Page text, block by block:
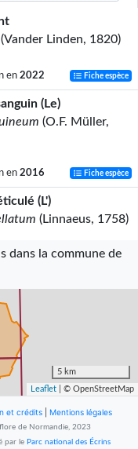
(Vander Linden, 1820)
en 2022 Fiche espèce
(Le)
(O.F. Müller,
en 2016 Fiche espèce
(L')
(Linnaeus, 1758)
en2022 Fiche espèce
en2016
(L')
1815
Fiche espèce
dans la commune de
5 km
Leaflet | © OpenStreetMap
et crédits Mentions légales
de Normandie, 2023
par le Parc national des Écrins